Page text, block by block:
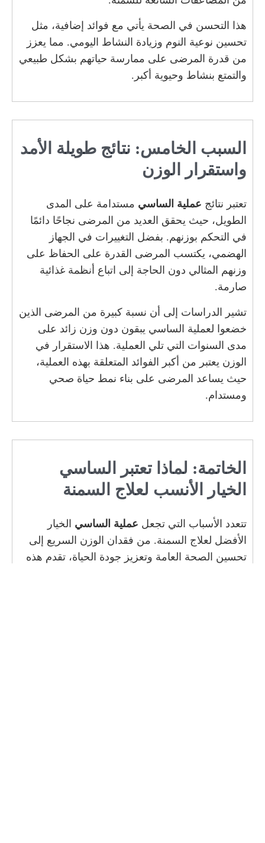
هذا التحسن في الصحة يأتي مع فوائد إضافية، مثل
تحسين نوعية النوم وزيادة النشاط اليومي. مما يعزز
من قدرة المرضى على ممارسة حياتهم بشكل طبيعي
والتمتع بنشاط وحيوية أكبر.
السبب الخامس: نتائج طويلة الأمد
واستقرار الوزن
تعتبر نتائج عملية الساسي مستدامة على المدى
الطويل، حيث يحقق العديد من المرضى نجاحًا دائمًا
في التحكم بوزنهم. بفضل التغييرات في الجهاز
الهضمي، يكتسب المرضى القدرة على الحفاظ على
وزنهم المثالي دون الحاجة إلى اتباع أنظمة غذائية
صارمة.
تشير الدراسات إلى أن نسبة كبيرة من المرضى الذين
خضعوا لعملية الساسي يبقون دون وزن زائد على
مدى السنوات التي تلي العملية. هذا الاستقرار في
الوزن يعتبر من أكبر الفوائد المتعلقة بهذه العملية،
حيث يساعد المرضى على بناء نمط حياة صحي
ومستدام.
الخاتمة: لماذا تعتبر الساسي
الخيار الأنسب لعلاج السمنة
تتعدد الأسباب التي تجعل عملية الساسي الخيار
الأفضل لعلاج السمنة. من فقدان الوزن السريع إلى
تحسين الصحة العامة وتعزيز جودة الحياة، تقدم هذه